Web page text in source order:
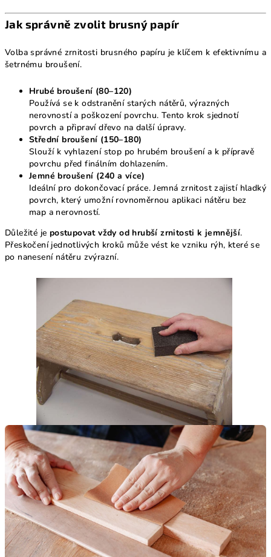
Jak správně zvolit brusný papír
Volba správné zrnitosti brusného papíru je klíčem k efektivnímu a
šetrnému broušení.
Hrubé broušení (80–120)
Používá se k odstranění starých nátěrů, výrazných
nerovností a poškození povrchu. Tento krok sjednotí
povrch a připraví dřevo na další úpravy.
Střední broušení (150–180)
Slouží k vyhlazení stop po hrubém broušení a k přípravě
povrchu před finálním dohlazením.
Jemné broušení (240 a více)
Ideální pro dokončovací práce. Jemná zrnitost zajistí hladký
povrch, který umožní rovnoměrnou aplikaci nátěru bez
map a nerovností.
Důležité je postupovat vždy od hrubší zrnitosti k jemnější.
Přeskočení jednotlivých kroků může vést ke vzniku rýh, které se
po nanesení nátěru zvýrazní.